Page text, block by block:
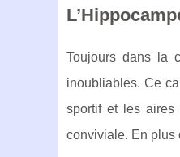
Toujours dans la
inoubliables. Ce
sportif et les aires
conviviale. En plus